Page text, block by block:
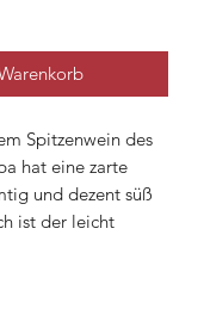
Spitzenwein des
hat eine zarte
und dezent süß
ist der leicht